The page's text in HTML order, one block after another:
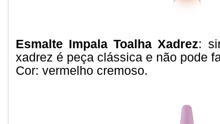
Esmalte Impala Toalha Xadrez:
xadrez é peça clássica e não pode
Cor: vermelho cremoso.